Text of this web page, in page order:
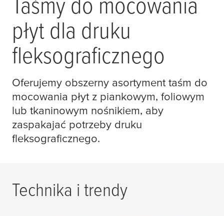
płyt dla druku
fleksograficznego
Oferujemy obszerny asortyment taśm do
mocowania płyt z piankowym, foliowym
lub tkaninowym nośnikiem, aby
zaspakajać potrzeby druku
fleksograficznego.
Technika i trendy